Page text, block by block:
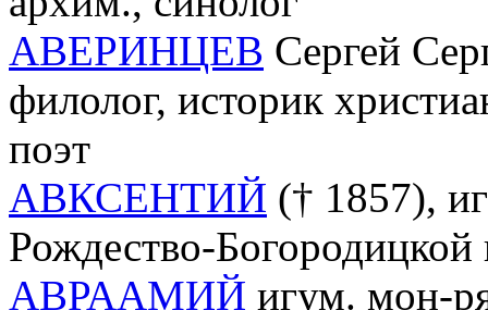
АВЕРИНЦЕВ Сергей
филолог, историк
поэт
АВКСЕНТИЙ († 1857),
Рождество-
АВРААМИЙ игум. мон-